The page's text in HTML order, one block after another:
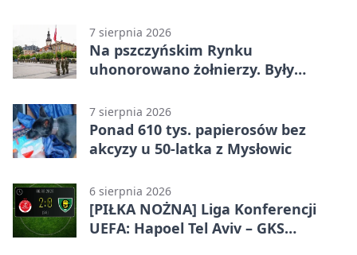
7 sierpnia 2026
Na pszczyńskim Rynku
uhonorowano żołnierzy. Były
7 sierpnia 2026
Ponad 610 tys. papierosów bez
akcyzy u 50-latka z Mysłowic
6 sierpnia 2026
[PIŁKA NOŻNA] Liga Konferencji
UEFA: Hapoel Tel Aviv – GKS